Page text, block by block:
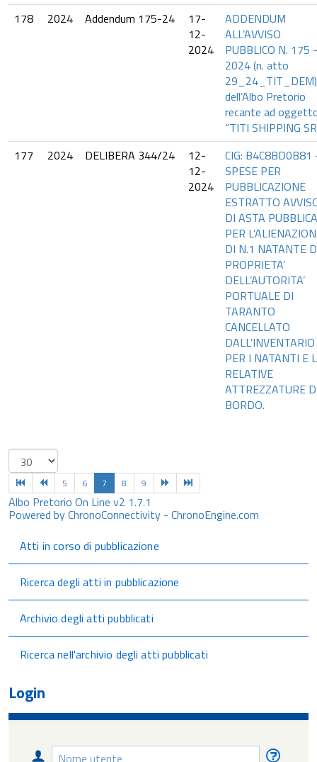
178
2024 Addendum 175-24
17-
12-
2024
ADDENDUM
ALL’AVVISO
PUBBLICO N. 175
2024 (n. atto
29_24_TIT_DEM)
dell’Albo Pretorio
recante ad
“TITI SHIPPING
177
2024 DELIBERA 344/24
12-
12-
2024
CIG: B4C8BD0B81
SPESE PER
PUBBLICAZIONE
ESTRATTO
DI ASTA PUBBLICA
PER
DI N.1 NATANTE
PROPRIETA’
DELL’AUTORITA’
PORTUALE DI
TARANTO
CANCELLATO
DALL’INVENTARIO
PER I NATANTI E
RELATIVE
ATTREZZATURE
BORDO.
5 6 7 8 9
Albo Pretorio On Line v2 1.7.1
Powered by ChronoConnectivity - ChronoEngine.com
Atti in corso di pubblicazione
Ricerca degli atti in pubblicazione
Archivio degli atti pubblicati
Ricerca nell'archivio degli atti pubblicati
Login
Nome